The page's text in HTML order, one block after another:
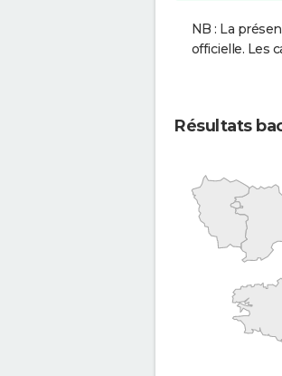
NB : La
officielle. Les
Résultats